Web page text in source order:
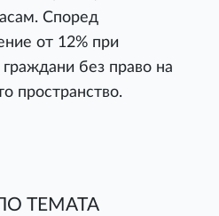
Според
от 12% при
без право на
пространство.
ТЕМАТА